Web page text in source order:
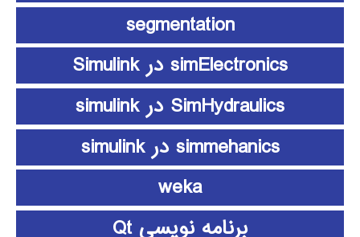
segmentation
simElectronics در Simulink
SimHydraulics در simulink
simmehanics در simulink
weka
برنامه نویسی Qt